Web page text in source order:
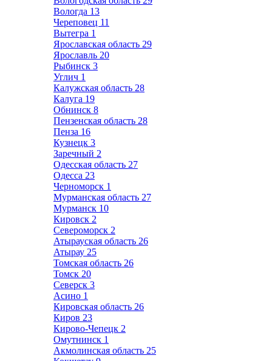
Вологда 13
Череповец 11
Вытегра 1
Ярославская область 29
Ярославль 20
Рыбинск 3
Углич 1
Калужская область 28
Калуга 19
Обнинск 8
Пензенская область 28
Пенза 16
Кузнецк 3
Заречный 2
Одесская область 27
Одесса 23
Черноморск 1
Мурманская область 27
Мурманск 10
Кировск 2
Североморск 2
Атырауская область 26
Атырау 25
Томская область 26
Томск 20
Северск 3
Асино 1
Кировская область 26
Киров 23
Кирово-Чепецк 2
Омутнинск 1
Акмолинская область 25